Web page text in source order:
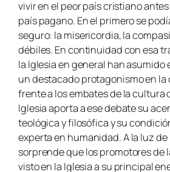
vivir en el peor país cristiano
país pagano. En el primero se
seguro: la misericordia, la
débiles. En continuidad con esa
la Iglesia en general han
un destacado protagonismo en la
frente a los embates de la cultura
Iglesia aporta a ese debate su
teológica y filosófica y su
experta en humanidad. A la luz
sorprende que los promotores de
visto en la Iglesia a su principal